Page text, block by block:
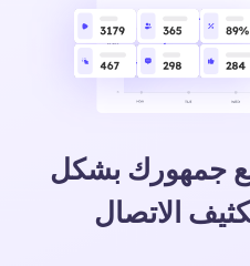
جمهورك بشكل
الاتصال